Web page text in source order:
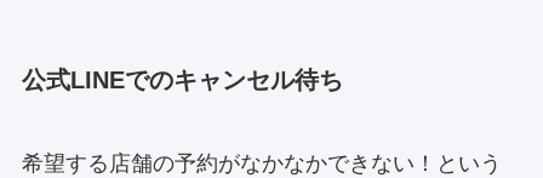
公式LINEでのキャンセル待ち
希望する店舗の予約がなかなかできない！という